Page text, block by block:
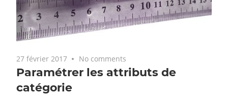
27 février 2017 No comments
Paramétrer les attributs de
catégorie